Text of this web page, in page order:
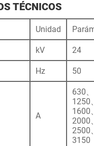
TÉCNICOS
Unidad
kV 24
Hz 50
A
630、
1250
1600
2000
2500
3150